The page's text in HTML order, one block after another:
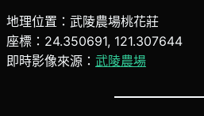
地理位置：武陵農場桃花莊
座標：24.350691, 121.307644
即時影像來源： 武陵農場